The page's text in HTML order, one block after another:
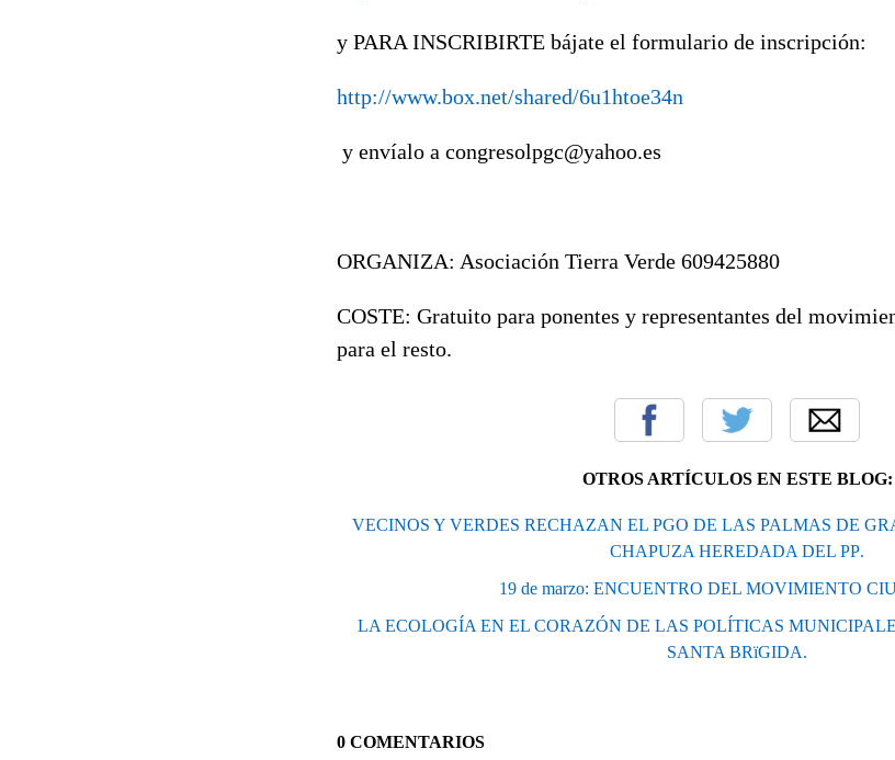
y PARA INSCRIBIRTE bájate el formulario de inscripción:
http://www.box.net/shared/6u1htoe34n
y envíalo a congresolpgc@yahoo.es
ORGANIZA: Asociación Tierra Verde 609425880
COSTE: Gratuito para ponentes y representantes del
para el resto.
OTROS ARTÍCULOS EN ESTE BLOG:
VECINOS Y VERDES RECHAZAN EL PGO DE LAS PALMAS DE
CHAPUZA HEREDADA DEL PP.
19 de marzo: ENCUENTRO DEL MOVIMIENTO
LA ECOLOGÍA EN EL CORAZÓN DE LAS POLÍTICAS
SANTA BRïGIDA.
0 COMENTARIOS